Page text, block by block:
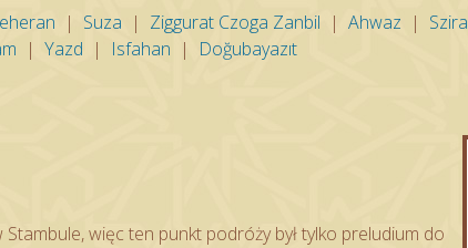
| Suza | Ziggurat Czoga Zanbil | Ahwaz |
| Yazd | Isfahan | Doğubayazıt
Stambule, więc ten punkt podróży był tylko preludium do